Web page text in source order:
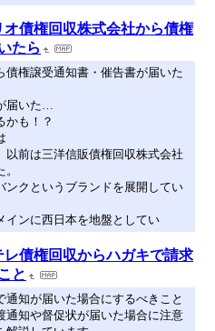
オ債権回収株式会社から債権
たら
債権譲受通知書・催告書が届いた
届いた…
かも！？
以前は三洋信販債権回収株式会社
ンクというブランドを展開してい
インに西日本を地盤としてい
レ債権回収からハガキで請求
と
通知が届いた場合にするべきこと
通知や督促状が届いた場合に注意